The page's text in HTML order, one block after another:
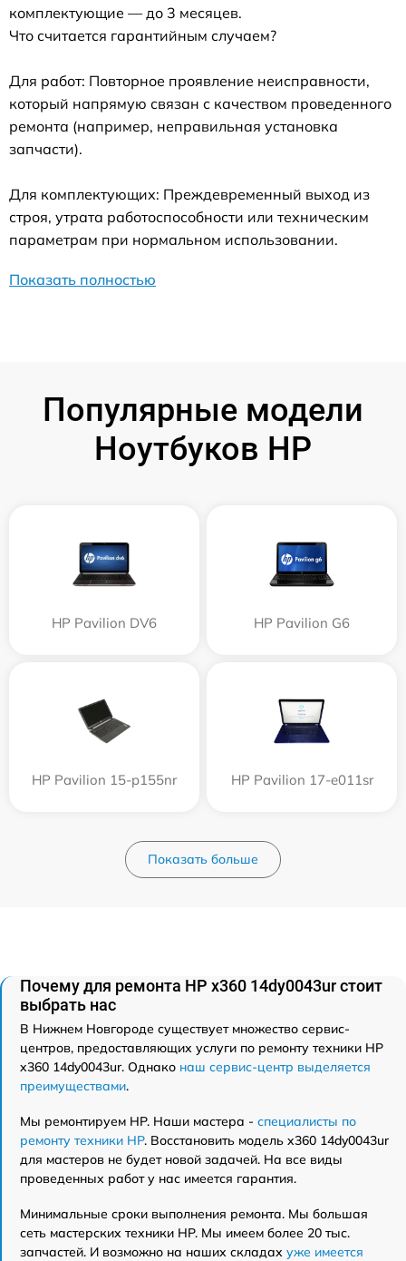
комплектующие — до 3 месяцев.
Что считается гарантийным случаем?
Для работ: Повторное проявление неисправности,
который напрямую связан с качеством проведенного
ремонта (например, неправильная установка
запчасти).
Для комплектующих: Преждевременный выход из
строя, утрата работоспособности или техническим
параметрам при нормальном использовании.
Показать полностью
Популярные модели
Ноутбуков HP
HP Pavilion DV6 HP Pavilion G6
HP Pavilion 15-p155nr HP Pavilion 17-e011sr
Показать больше
Почему для ремонта HP x360 14dy0043ur стоит
выбрать нас
В Нижнем Новгороде существует множество сервис-
центров, предоставляющих услуги по ремонту техники HP
x360 14dy0043ur. Однако наш сервис-центр выделяется
преимуществами.
Мы ремонтируем HP. Наши мастера - специалисты по
ремонту техники HP. Восстановить модель x360 14dy0043ur
для мастеров не будет новой задачей. На все виды
проведенных работ у нас имеется гарантия.
Минимальные сроки выполнения ремонта. Мы большая
сеть мастерских техники HP. Мы имеем более 20 тыс.
запчастей. И возможно на наших складах уже имеется